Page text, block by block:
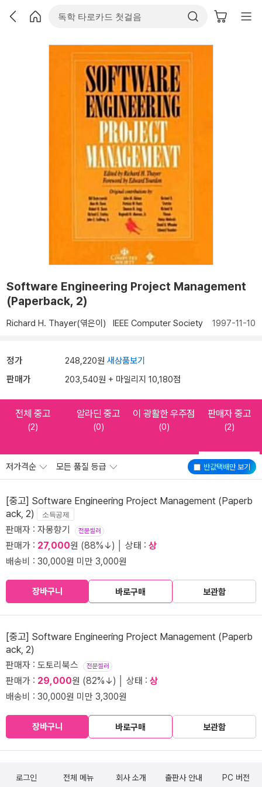
Software Engineering Project Management
(Paperback, 2)
Richard H. Thayer(엮은이) IEEE Computer Society 1997-11-10
정가 248,220원 새상품보기
판매가 203,540원 + 마일리지 10,180점
전체 중고
(2)
알라딘 중고
(0)
이 광활한 우주점
(0)
판매자 중고
(2)
반값택배만 보기
저가격순 모든 품질 등급
[중고] Software Engineering Project Management (Paperb
ack, 2)
소득공제
판매자 : 자몽향기 전문셀러
판매가 : 27,000원 (88%↓) │ 상태 : 상
배송비 : 30,000원 미만 3,000원
장바구니 바로구매 보관함
[중고] Software Engineering Project Management (Paperb
ack, 2)
판매자 : 도토리북스 전문셀러
판매가 : 29,000원 (82%↓) │ 상태 : 상
배송비 : 30,000원 미만 3,300원
장바구니 바로구매 보관함
로그인 전체 메뉴 회사 소개 출판사 안내 PC 버전